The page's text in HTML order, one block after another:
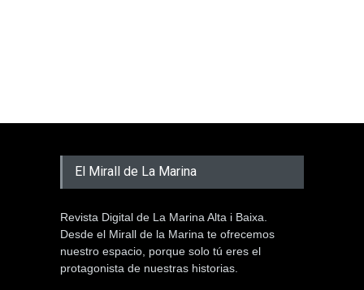
El Mirall de La Marina
Revista Digital de La Marina Alta i Baixa.
Desde el Mirall de la Marina te ofrecemos
nuestro espacio, porque solo tú eres el
protagonista de nuestras historias.